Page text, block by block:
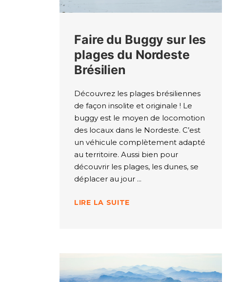
Faire du Buggy sur les
plages du Nordeste
Brésilien
Découvrez les plages brésiliennes
de façon insolite et originale ! Le
buggy est le moyen de locomotion
des locaux dans le Nordeste. C’est
un véhicule complètement adapté
au territoire. Aussi bien pour
découvrir les plages, les dunes, se
déplacer au jour
LIRE LA SUITE